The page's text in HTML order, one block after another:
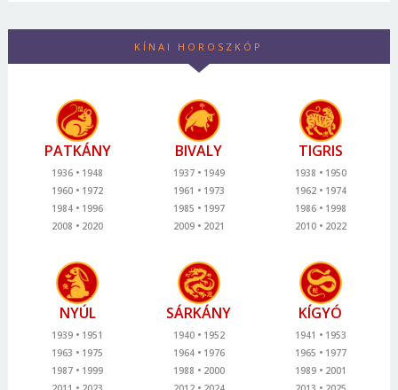
KÍNAI HOROSZKÓP
PATKÁNY
1936
1948
1960
1972
1984
1996
2008
2020
BIVALY
1937
1949
1961
1973
1985
1997
2009
2021
TIGRIS
1938
1950
1962
1974
1986
1998
2010
2022
NYÚL
1939
1951
1963
1975
1987
1999
SÁRKÁNY
1940
1952
1964
1976
1988
2000
KÍGYÓ
1941
1953
1965
1977
1989
2001